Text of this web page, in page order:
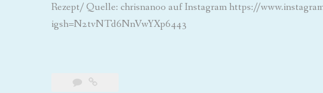
Rezept/ Quelle: chrisnanoo auf Instagram https://
igsh=N2tvNTd6NnVwYXp6443